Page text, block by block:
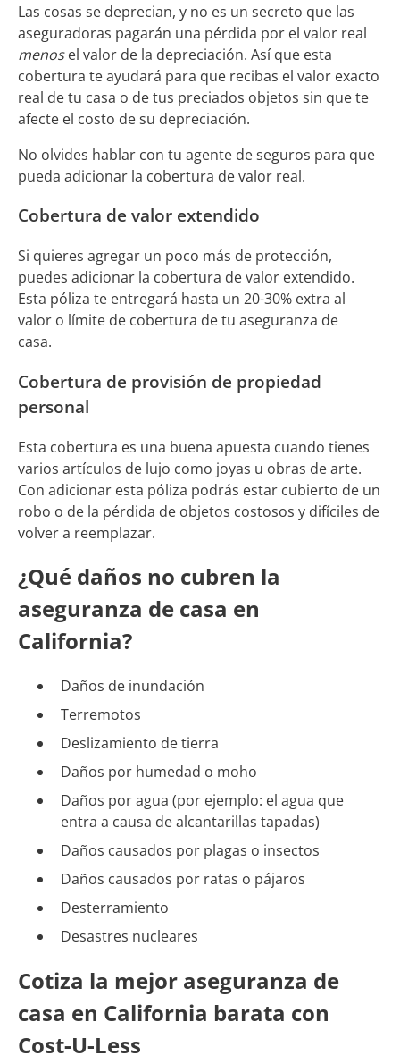
Las cosas se deprecian, y no es un secreto que las
aseguradoras pagarán una pérdida por el valor real
menosel valor de la depreciación. Así que esta
cobertura te ayudará para que recibas el valor exacto
real de tu casa o de tus preciados objetos sin que te
afecte el costo de su depreciación.
No olvides hablar con tu agente de seguros para que
pueda adicionar la cobertura de valor real.
Cobertura de valor extendido
Si quieres agregar un poco más de protección,
puedes adicionar la cobertura de valor extendido.
Esta póliza te entregará hasta un 20-30% extra al
valor o límite de cobertura de tu aseguranza de
casa.
Cobertura de provisión de propiedad
personal
Esta cobertura es una buena apuesta cuando tienes
varios artículos de lujo como joyas u obras de arte.
Con adicionar esta póliza podrás estar cubierto de un
robo o de la pérdida de objetos costosos y difíciles de
volver a reemplazar.
¿Qué daños no cubren la
aseguranza de casa en
California?
Daños de inundación
Terremotos
Deslizamiento de tierra
Daños por humedad o moho
Daños por agua (por ejemplo: el agua que
entra a causa de alcantarillas tapadas)
Daños causados por plagas o insectos
Daños causados por ratas o pájaros
Desterramiento
Desastres nucleares
Cotiza la mejor aseguranza de
casa en California barata con
Cost-U-Less